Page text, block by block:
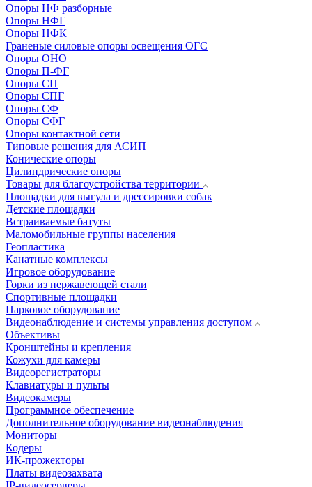
Опоры НФ разборные
Опоры НФГ
Опоры НФК
Граненые силовые опоры освещения ОГС
Опоры ОНО
Опоры П-ФГ
Опоры СП
Опоры СПГ
Опоры СФ
Опоры СФГ
Опоры контактной сети
Типовые решения для АСИП
Конические опоры
Цилиндрические опоры
Товары для благоустройства территории
Площадки для выгула и дрессировки собак
Детские площадки
Встраиваемые батуты
Маломобильные группы населения
Геопластика
Канатные комплексы
Игровое оборудование
Горки из нержавеющей стали
Спортивные площадки
Парковое оборудование
Видеонаблюдение и системы управления доступом
Объективы
Кронштейны и крепления
Кожухи для камеры
Видеорегистраторы
Клавиатуры и пульты
Видеокамеры
Программное обеспечение
Дополнительное оборудование видеонаблюдения
Мониторы
Кодеры
ИК-прожекторы
Платы видеозахвата